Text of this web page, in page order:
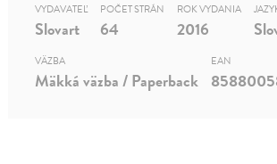
VYDAVATEĽ
Slovart
POČET STRÁN
64
ROK VYDANIA
2016
VÄZBA
Mäkká väzba / Paperback
EAN